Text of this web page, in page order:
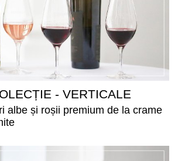
- VERTICALE
albe și roșii premium de la crame